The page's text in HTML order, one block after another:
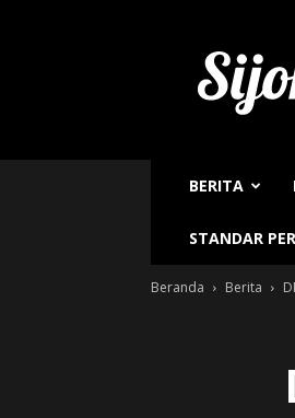
Today
BERITA
STANDAR
Beranda Berita